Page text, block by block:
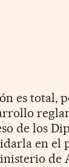
es total,
de los
en el
de